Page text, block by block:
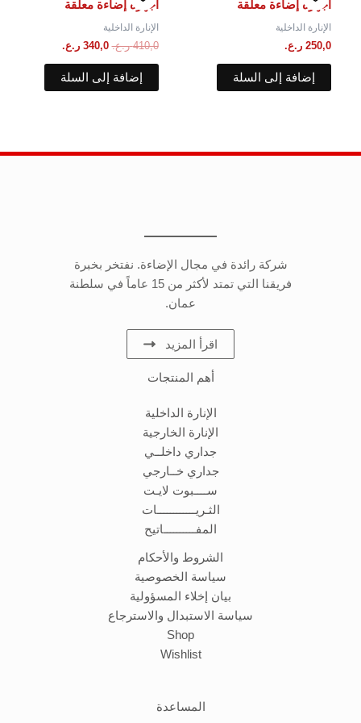
أجهزه إضاءة معلقة
الإنارة الداخلية
250,0 ر.ع.
إضافة إلى السلة
أجهزه إضاءة معلقة
الإنارة الداخلية
410,0 ر.ع.
410,0 ر.ع..
340,0 ر.ع.
إضافة إلى السلة
شركة رائدة في مجال الإضاءة. نفتخر بخبرة
فريقنا التي تمتد لأكثر من 15 عاماً في سلطنة
عمان.
اقرأ المزيد
أهم المنتجات
الإنارة الداخلية
الإنارة الخارجية
جداري داخلــي
جداري خــارجي
ســــبوت لايـت
الثـريــــــــــــات
المفــــــــــاتيح
الشروط والأحكام
سياسة الخصوصية
بيان إخلاء المسؤولية
سياسة الاستبدال والاسترجاع
Shop
Wishlist
المساعدة